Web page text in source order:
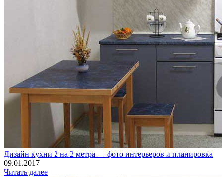
Дизайн кухни 2 на 2 метра — фото интерьеров и планировка
09.01.2017
Читать далее